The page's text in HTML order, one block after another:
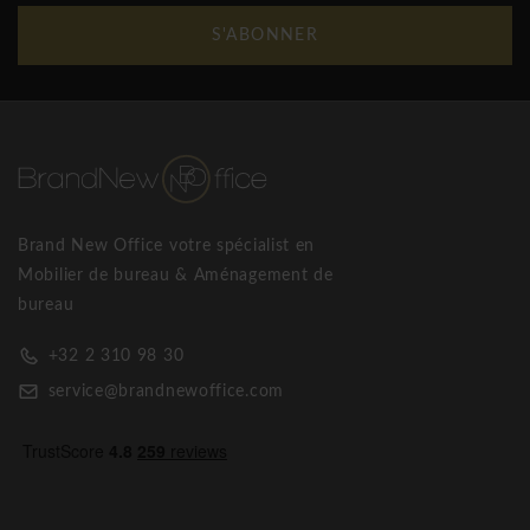
S'ABONNER
Brand New Office votre spécialist en
Mobilier de bureau & Aménagement de
bureau
+32 2 310 98 30
service@brandnewoffice.com